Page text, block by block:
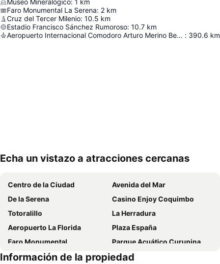
Museo Mineralógico: 1 km
Faro Monumental La Serena: 2 km
Cruz del Tercer Milenio: 10.5 km
Estadio Francisco Sánchez Rumoroso: 10.7 km
Aeropuerto Internacional Comodoro Arturo Merino Benítez : 390.6 km
Echa un vistazo a atracciones cercanas
Centro de la Ciudad
Avenida del Mar
De la Serena
Casino Enjoy Coquimbo
Totoralillo
La Herradura
Aeropuerto La Florida
Plaza España
Faro Monumental
Parque Acuático Curunina
Puerto de Coquimbo
Museo Arqueológico de la Serena
Información de la propiedad